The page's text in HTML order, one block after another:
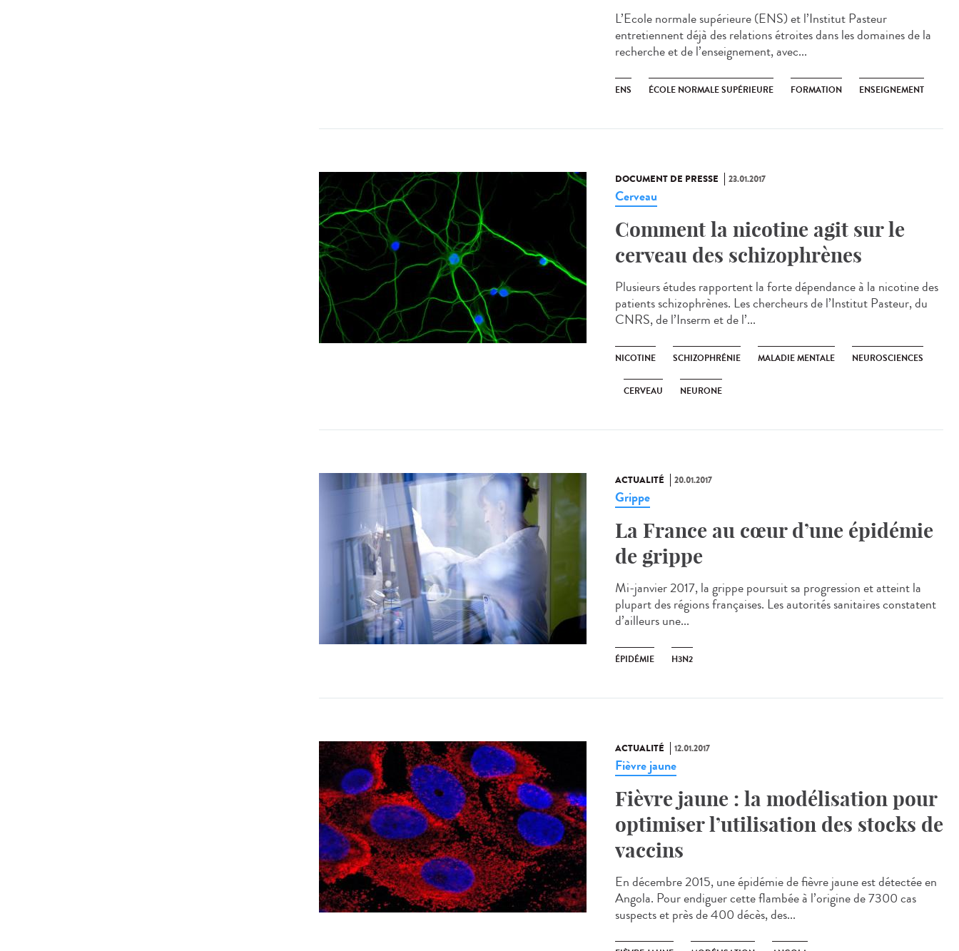
L’Ecole normale supérieure (ENS) et l’Institut Pasteur
entretiennent déjà des relations étroites dans les domaines de la
recherche et de l’enseignement, avec...
ENS ÉCOLE NORMALE SUPÉRIEURE FORMATION ENSEIGNEMENT
DOCUMENT DE PRESSE 23.01.2017
Cerveau
Comment la nicotine agit sur le
cerveau des schizophrènes
Plusieurs études rapportent la forte dépendance à la nicotine des
patients schizophrènes. Les chercheurs de l’Institut Pasteur, du
CNRS, de l’Inserm et de l’...
NICOTINE SCHIZOPHRÉNIE MALADIE MENTALE NEUROSCIENCES
CERVEAU NEURONE
ACTUALITÉ 20.01.2017
Grippe
La France au cœur d’une épidémie
de grippe
Mi-janvier 2017, la grippe poursuit sa progression et atteint la
plupart des régions françaises. Les autorités sanitaires constatent
d’ailleurs une...
ÉPIDÉMIE H3N2
ACTUALITÉ 12.01.2017
Fièvre jaune
Fièvre jaune : la modélisation pour
optimiser l’utilisation des stocks de
vaccins
En décembre 2015, une épidémie de fièvre jaune est détectée en
Angola. Pour endiguer cette flambée à l’origine de 7300 cas
suspects et près de 400 décès, des...